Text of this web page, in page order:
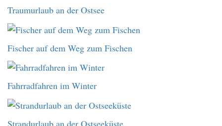
Traumurlaub an der Ostsee
Fischer auf dem Weg zum Fischen
Fahrradfahren im Winter
Strandurlaub an der Ostseeküste